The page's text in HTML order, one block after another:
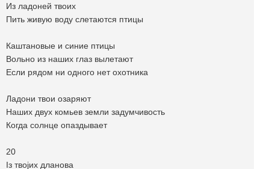
Из ладоней твоих
Пить живую воду слетаются птицы
Каштановые и синие птицы
Вольно из наших глаз вылетают
Если рядом ни одного нет охотника
Ладони твои озаряют
Наших двух комьев земли задумчивость
Когда солнце опаздывает
20
Iз твојих дланова